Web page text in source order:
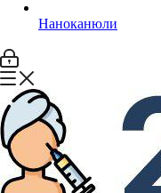
Наноканюли